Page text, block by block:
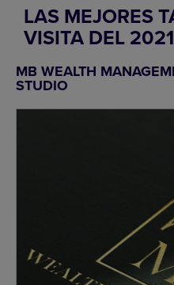
LAS MEJORES
VISITA DEL 2021
MB WEALTH
STUDIO